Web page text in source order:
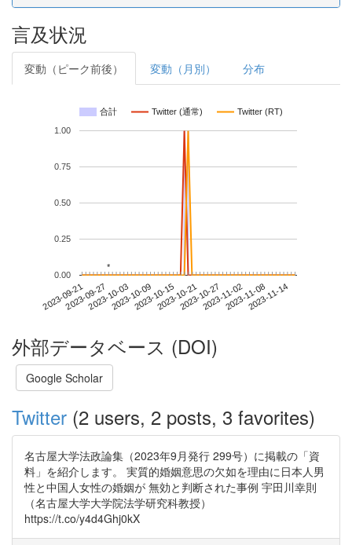
言及状況
変動（ピーク前後） 変動（月別） 分布
合計 Twitter (通常) Twitter (RT)
2023-09-212023-09-272023-10-032023-10-092023-10-152023-10-212023-10-272023-11-022023-11-082023-11-14
0.00
0.25
0.50
0.75
1.00
**
外部データベース (DOI)
Google Scholar
Twitter (2 users, 2 posts, 3 favorites)
名古屋大学法政論集（2023年9月発行 299号）に掲載の「資
料」を紹介します。 実質的婚姻意思の欠如を理由に日本人男
性と中国人女性の婚姻が 無効と判断された事例 宇田川幸則
（名古屋大学大学院法学研究科教授）
https://t.co/y4d4Ghj0kX